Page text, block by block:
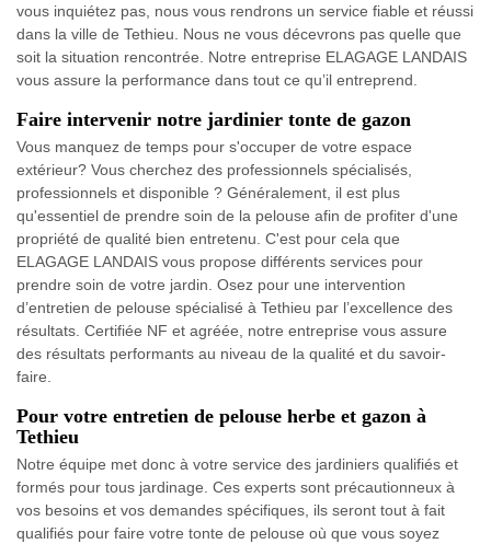
vous inquiétez pas, nous vous rendrons un service fiable et réussi
dans la ville de Tethieu. Nous ne vous décevrons pas quelle que
soit la situation rencontrée. Notre entreprise ELAGAGE LANDAIS
vous assure la performance dans tout ce qu’il entreprend.
Faire intervenir notre jardinier tonte de gazon
Vous manquez de temps pour s'occuper de votre espace
extérieur? Vous cherchez des professionnels spécialisés,
professionnels et disponible ? Généralement, il est plus
qu'essentiel de prendre soin de la pelouse afin de profiter d'une
propriété de qualité bien entretenu. C'est pour cela que
ELAGAGE LANDAIS vous propose différents services pour
prendre soin de votre jardin. Osez pour une intervention
d’entretien de pelouse spécialisé à Tethieu par l’excellence des
résultats. Certifiée NF et agréée, notre entreprise vous assure
des résultats performants au niveau de la qualité et du savoir-
faire.
Pour votre entretien de pelouse herbe et gazon à
Tethieu
Notre équipe met donc à votre service des jardiniers qualifiés et
formés pour tous jardinage. Ces experts sont précautionneux à
vos besoins et vos demandes spécifiques, ils seront tout à fait
qualifiés pour faire votre tonte de pelouse où que vous soyez